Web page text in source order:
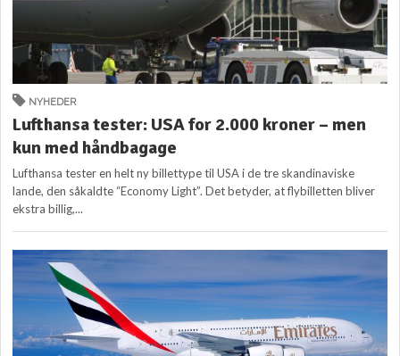
NYHEDER
Lufthansa tester: USA for 2.000 kroner – men
kun med håndbagage
Lufthansa tester en helt ny billettype til USA i de tre skandinaviske
lande, den såkaldte “Economy Light”. Det betyder, at flybilletten bliver
ekstra billig,...